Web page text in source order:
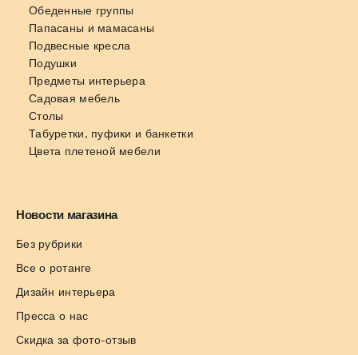
Обеденные группы
Папасаны и мамасаны
Подвесные кресла
Подушки
Предметы интерьера
Садовая мебель
Столы
Табуретки, пуфики и банкетки
Цвета плетеной мебели
Новости магазина
Без рубрики
Все о ротанге
Дизайн интерьера
Пресса о нас
Скидка за фото-отзыв